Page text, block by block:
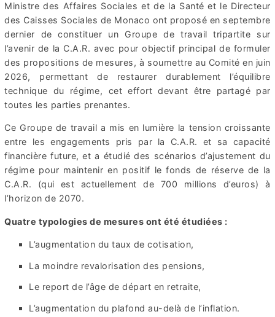
Ministre des Affaires Sociales et de la Santé et le Directeur
des Caisses Sociales de Monaco ont proposé en septembre
dernier de constituer un Groupe de travail tripartite sur
l’avenir de la C.A.R. avec pour objectif principal de formuler
des propositions de mesures, à soumettre au Comité en juin
2026, permettant de restaurer durablement l’équilibre
technique du régime, cet effort devant être partagé par
toutes les parties prenantes.
Ce Groupe de travail a mis en lumière la tension croissante
entre les engagements pris par la C.A.R. et sa capacité
financière future, et a étudié des scénarios d’ajustement du
régime pour maintenir en positif le fonds de réserve de la
C.A.R. (qui est actuellement de 700 millions d’euros) à
l’horizon de 2070.
Quatre typologies de mesures ont été étudiées :
L’augmentation du taux de cotisation,
La moindre revalorisation des pensions,
Le report de l’âge de départ en retraite,
L’augmentation du plafond au-delà de l’inflation.